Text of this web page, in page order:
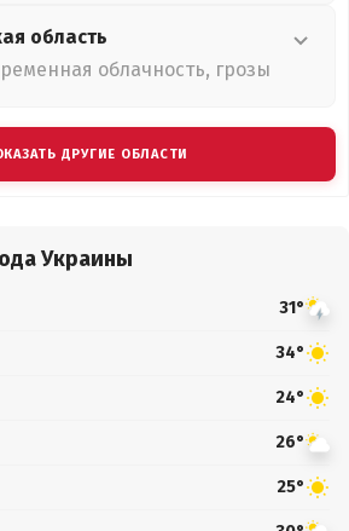
область
облачность, грозы
ДРУГИЕ ОБЛАСТИ
Украины
31°
34°
24°
26°
25°